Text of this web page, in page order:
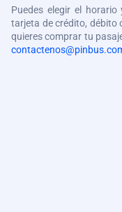
Puedes elegir el
tarjeta de crédito, débito
quieres comprar tu